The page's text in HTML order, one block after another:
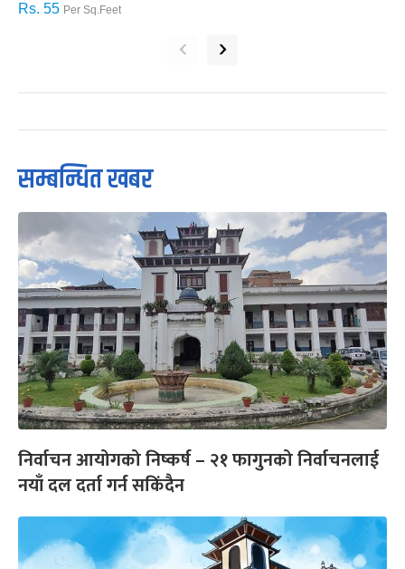
Rs. 55 Per Sq.Feet
‹ ›
सम्बन्धित खबर
निर्वाचन आयोगको निष्कर्ष – २१ फागुनको निर्वाचनलाई
नयाँ दल दर्ता गर्न सकिंदैन